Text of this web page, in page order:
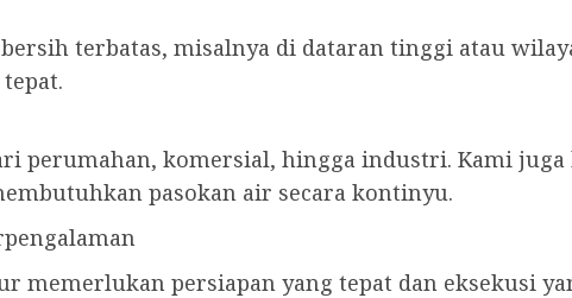
terbatas, misalnya di dataran tinggi atau
perumahan, komersial, hingga industri. Kami juga
pasokan air secara kontinyu.
memerlukan persiapan yang tepat dan eksekusi